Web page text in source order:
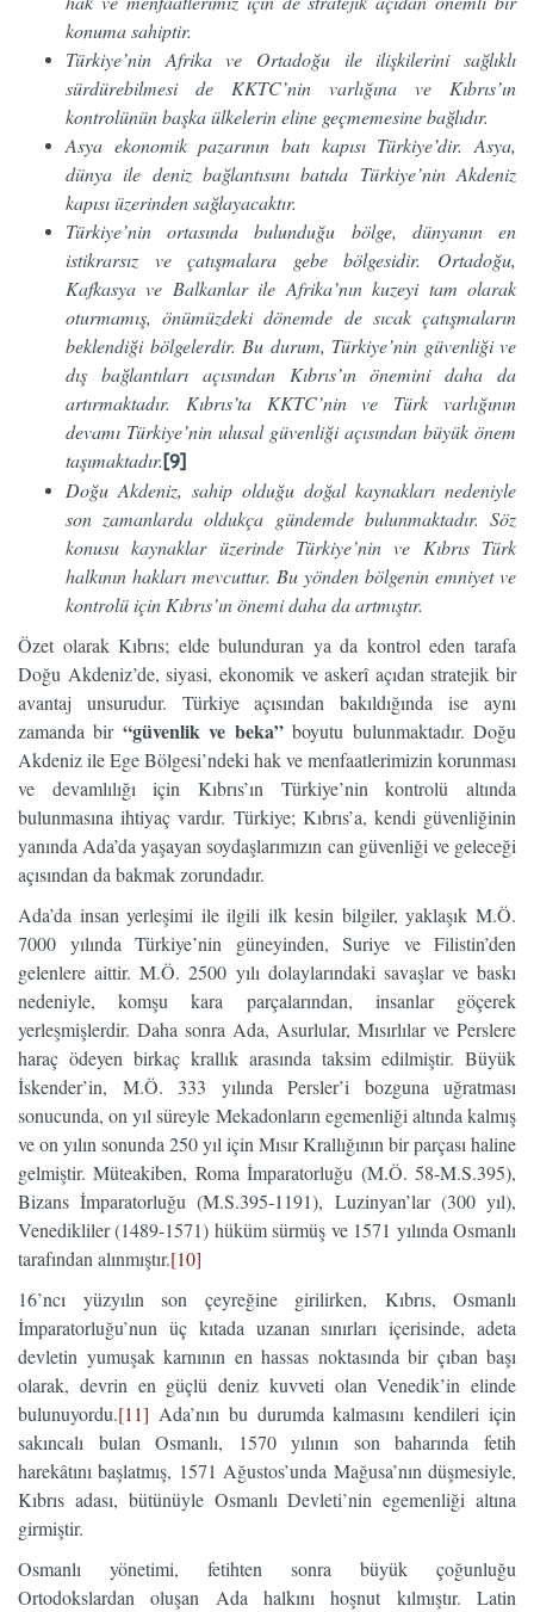
konuma sahiptir.
Türkiye’nin Afrika ve Ortadoğu ile ilişkilerini sağlıklı
sürdürebilmesi de KKTC’nin varlığına ve Kıbrıs’ın
kontrolünün başka ülkelerin eline geçmemesine bağlıdır.
Asya ekonomik pazarının batı kapısı Türkiye’dir. Asya,
dünya ile deniz bağlantısını batıda Türkiye’nin Akdeniz
kapısı üzerinden sağlayacaktır.
Türkiye’nin ortasında bulunduğu bölge, dünyanın en
istikrarsız ve çatışmalara gebe bölgesidir. Ortadoğu,
Kafkasya ve Balkanlar ile Afrika’nın kuzeyi tam olarak
oturmamış, önümüzdeki dönemde de sıcak çatışmaların
beklendiği bölgelerdir. Bu durum, Türkiye’nin güvenliği ve
dış bağlantıları açısından Kıbrıs’ın önemini daha da
artırmaktadır. Kıbrıs’ta KKTC’nin ve Türk varlığının
devamı Türkiye’nin ulusal güvenliği açısından büyük önem
taşımaktadır. [9]
Doğu Akdeniz, sahip olduğu doğal kaynakları nedeniyle
son zamanlarda oldukça gündemde bulunmaktadır. Söz
konusu kaynaklar üzerinde Türkiye’nin ve Kıbrıs Türk
halkının hakları mevcuttur. Bu yönden bölgenin emniyet ve
kontrolü için Kıbrıs’ın önemi daha da artmıştır.
Özet olarak Kıbrıs; elde bulunduran ya da kontrol eden tarafa
Doğu Akdeniz’de, siyasi, ekonomik ve askerî açıdan stratejik bir
avantaj unsurudur. Türkiye açısından bakıldığında ise aynı
zamanda bir “güvenlik ve beka”boyutu bulunmaktadır. Doğu
Akdeniz ile Ege Bölgesi’ndeki hak ve menfaatlerimizin korunması
ve devamlılığı için Kıbrıs’ın Türkiye’nin kontrolü altında
bulunmasına ihtiyaç vardır. Türkiye; Kıbrıs’a, kendi güvenliğinin
yanında Ada’da yaşayan soydaşlarımızın can güvenliği ve geleceği
açısından da bakmak zorundadır.
Ada’da insan yerleşimi ile ilgili ilk kesin bilgiler, yaklaşık M.Ö.
7000 yılında Türkiye’nin güneyinden, Suriye ve Filistin’den
gelenlere aittir. M.Ö. 2500 yılı dolaylarındaki savaşlar ve baskı
nedeniyle, komşu kara parçalarından, insanlar göçerek
yerleşmişlerdir. Daha sonra Ada, Asurlular, Mısırlılar ve Perslere
haraç ödeyen birkaç krallık arasında taksim edilmiştir. Büyük
İskender’in, M.Ö. 333 yılında Persler’i bozguna uğratması
sonucunda, on yıl süreyle Mekadonların egemenliği altında kalmış
ve on yılın sonunda 250 yıl için Mısır Krallığının bir parçası haline
gelmiştir. Müteakiben, Roma İmparatorluğu (M.Ö. 58-M.S.395),
Bizans İmparatorluğu (M.S.395-1191), Luzinyan’lar (300 yıl),
Venedikliler (1489-1571) hüküm sürmüş ve 1571 yılında Osmanlı
tarafından alınmıştır.[10]
16’ncı yüzyılın son çeyreğine girilirken, Kıbrıs, Osmanlı
İmparatorluğu’nun üç kıtada uzanan sınırları içerisinde, adeta
devletin yumuşak karnının en hassas noktasında bir çıban başı
olarak, devrin en güçlü deniz kuvveti olan Venedik’in elinde
bulunuyordu.[11] Ada’nın bu durumda kalmasını kendileri için
sakıncalı bulan Osmanlı, 1570 yılının son baharında fetih
harekâtını başlatmış, 1571 Ağustos’unda Mağusa’nın düşmesiyle,
Kıbrıs adası, bütünüyle Osmanlı Devleti’nin egemenliği altına
girmiştir.
Osmanlı yönetimi, fetihten sonra büyük çoğunluğu
Ortodokslardan oluşan Ada halkını hoşnut kılmıştır. Latin